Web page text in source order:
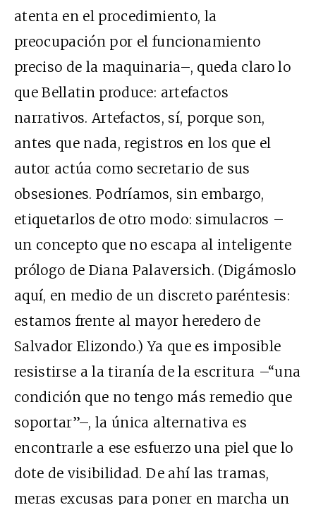
atenta en el procedimiento, la
preocupación por el funcionamiento
preciso de la maquinaria–, queda claro lo
que Bellatin produce: artefactos
narrativos. Artefactos, sí, porque son,
antes que nada, registros en los que el
autor actúa como secretario de sus
obsesiones. Podríamos, sin embargo,
etiquetarlos de otro modo: simulacros –
un concepto que no escapa al inteligente
prólogo de Diana Palaversich. (Digámoslo
aquí, en medio de un discreto paréntesis:
estamos frente al mayor heredero de
Salvador Elizondo.) Ya que es imposible
resistirse a la tiranía de la escritura –“una
condición que no tengo más remedio que
soportar”–, la única alternativa es
encontrarle a ese esfuerzo una piel que lo
dote de visibilidad. De ahí las tramas,
meras excusas para poner en marcha un